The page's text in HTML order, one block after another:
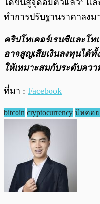
ได้ขึ้นสู่จุดอิ่มตัวแล้ว” แล
ทำการปรับฐานราคาลงม
คริปโทเคอร์เรนซีและโ
อาจสูญเสียเงินลงทุนได้
ให้เหมาะสมกับระดับคว
ที่มา : Facebook
bitcoin cryptocurrency บิทคอ